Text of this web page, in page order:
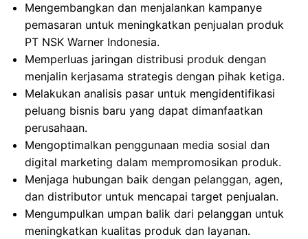
Mengembangkan dan menjalankan kampanye
pemasaran untuk meningkatkan penjualan produk
PT NSK Warner Indonesia.
Memperluas jaringan distribusi produk dengan
menjalin kerjasama strategis dengan pihak ketiga.
Melakukan analisis pasar untuk mengidentifikasi
peluang bisnis baru yang dapat dimanfaatkan
perusahaan.
Mengoptimalkan penggunaan media sosial dan
digital marketing dalam mempromosikan produk.
Menjaga hubungan baik dengan pelanggan, agen,
dan distributor untuk mencapai target penjualan.
Mengumpulkan umpan balik dari pelanggan untuk
meningkatkan kualitas produk dan layanan.